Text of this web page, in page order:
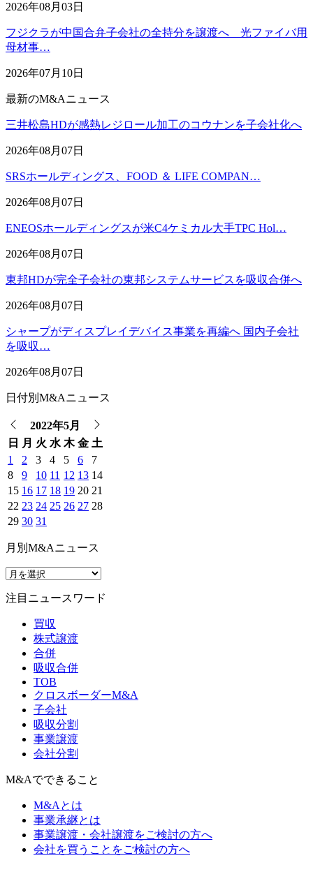
2026年08月03日
フジクラが中国合弁子会社の全持分を譲渡へ 光ファイバ用
母材事…
2026年07月10日
最新のM&Aニュース
三井松島HDが感熱レジロール加工のコウナンを子会社化へ
2026年08月07日
SRSホールディングス、FOOD ＆ LIFE COMPAN…
2026年08月07日
ENEOSホールディングスが米C4ケミカル大手TPC Hol…
2026年08月07日
東邦HDが完全子会社の東邦システムサービスを吸収合併へ
2026年08月07日
シャープがディスプレイデバイス事業を再編へ 国内子会社
を吸収…
2026年08月07日
日付別M&Aニュース
2022年5月
日
月 火 水 木 金 土
1
2 3 4 5 6
7
8
9 10 11 12 13 14
15 16 17 18 19 20 21
22 23 24 25 26 27 28
29 30 31
月別M&Aニュース
注目ニュースワード
買収
株式譲渡
合併
吸収合併
TOB
クロスボーダーM&A
子会社
吸収分割
事業譲渡
会社分割
M&Aでできること
M&Aとは
事業承継とは
事業譲渡・会社譲渡をご検討の方へ
会社を買うことをご検討の方へ